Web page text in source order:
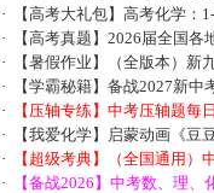
·
【高考大礼包】高考化学：
·
【高考真题】2026届全国各
·
【暑假作业】（全版本）新
·
【学霸秘籍】备战2027新
·
【压轴专练】中考压轴题每
·
【我爱化学】启蒙动画《豆
·
【超级考典】（全国通用）
·
【备战2026】中考数、理、